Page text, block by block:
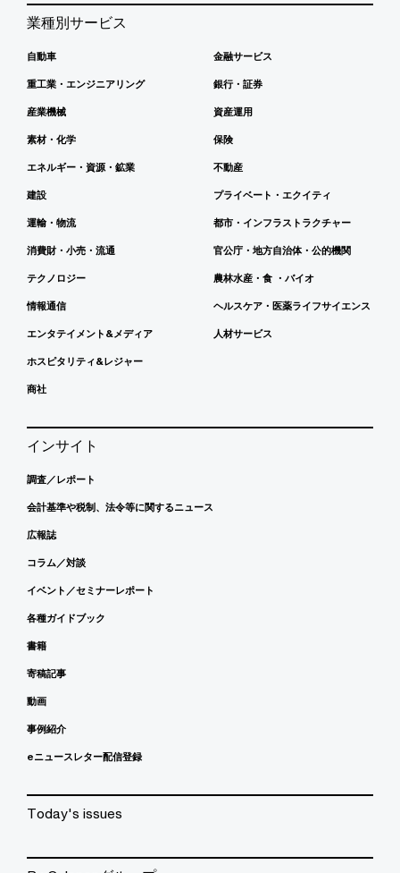
業種別サービス
自動車
重工業・エンジニアリング
産業機械
素材・化学
エネルギー・資源・鉱業
建設
運輸・物流
消費財・小売・流通
テクノロジー
情報通信
エンタテイメント&メディア
ホスピタリティ&レジャー
商社
金融サービス
銀行・証券
資産運用
保険
不動産
プライベート・エクイティ
都市・インフラストラクチャー
官公庁・地方自治体・公的機関
農林水産・食 ・バイオ
ヘルスケア・医薬ライフサイエンス
人材サービス
インサイト
調査／レポート
会計基準や税制、法令等に関するニュース
広報誌
コラム／対談
イベント／セミナーレポート
各種ガイドブック
書籍
寄稿記事
動画
事例紹介
eニュースレター配信登録
Today's issues